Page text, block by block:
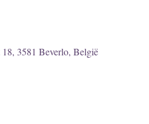
3581 Beverlo, België